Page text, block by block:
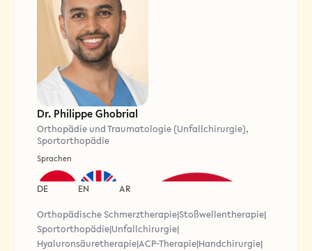
Dr. Philippe Ghobrial
Orthopädie und Traumatologie (Unfallchirurgie),
Sportorthopädie
Sprachen
DE EN
AR
Orthopädische Schmerztherapie|Stoßwellentherapie|
Sportorthopädie|Unfallchirurgie|
Hyaluronsäuretherapie|ACP-Therapie|Handchirurgie|